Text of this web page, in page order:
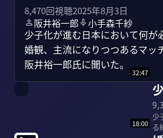
8,470回視聴2025年8月3日
阪井裕一郎
小手森千紗
少子化が進む日本において何
婚観、主流になりつつあるマッ
阪井裕一郎氏に聞いた。
32:47
少
る
18:00